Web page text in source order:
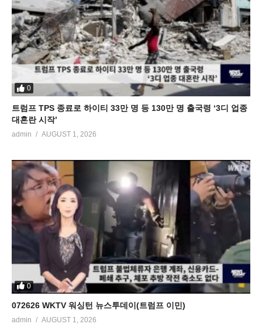
0
트럼프 TPS 종료로 하이티 33만 명 등 130만 명 출국령 ‘3디 업종
대혼란 시작’
admin AUGUST 1, 2026
0
072626 WKTV 워싱턴 뉴스투데이(트럼프 이민)
admin AUGUST 1, 2026